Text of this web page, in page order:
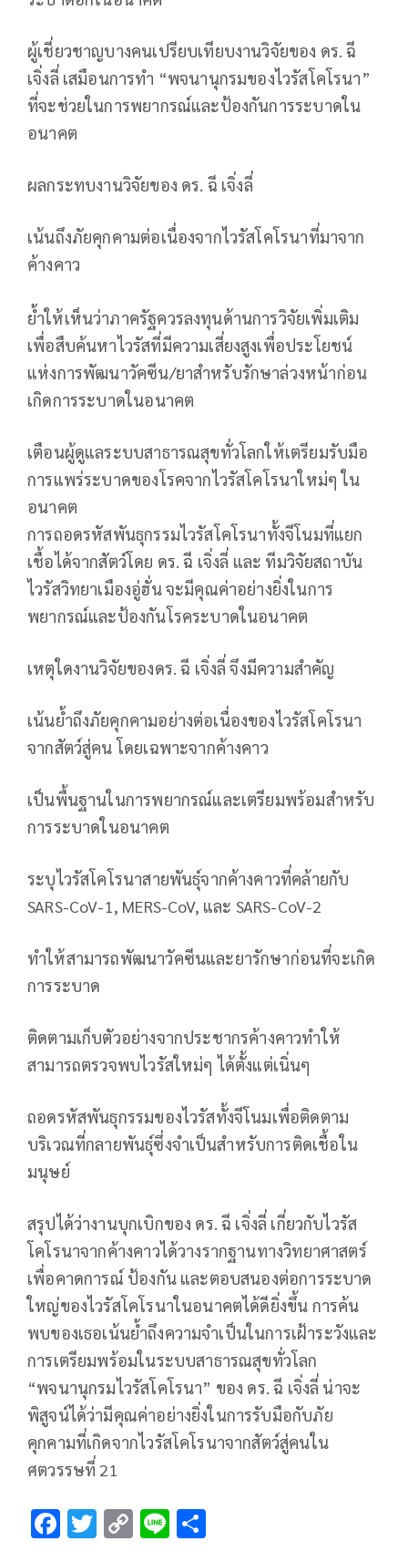
ผู้เชี่ยวชาญบางคนเปรียบเทียบงานวิจัยของ ดร. ฉี
เจิ่งลี่ เสมือนการทำ “พจนานุกรมของไวรัสโคโรนา”
ที่จะช่วยในการพยากรณ์และป้องกันการระบาดใน
อนาคต
ผลกระทบงานวิจัยของ ดร. ฉี เจิ่งลี่
เน้นถึงภัยคุกคามต่อเนื่องจากไวรัสโคโรนาที่มาจาก
ค้างคาว
ย้ำให้เห็นว่าภาครัฐควรลงทุนด้านการวิจัยเพิ่มเติม
เพื่อสืบค้นหาไวรัสที่มีความเสี่ยงสูงเพื่อประโยชน์
แห่งการพัฒนาวัคซีน/ยาสำหรับรักษาล่วงหน้าก่อน
เกิดการระบาดในอนาคต
เตือนผู้ดูแลระบบสาธารณสุขทั่วโลกให้เตรียมรับมือ
การแพร่ระบาดของโรคจากไวรัสโคโรนาใหม่ๆ ใน
อนาคต
การถอดรหัสพันธุกรรมไวรัสโคโรนาทั้งจีโนมที่แยก
เชื้อได้จากสัตว์โดย ดร. ฉี เจิ่งลี่ และ ทีมวิจัยสถาบัน
ไวรัสวิทยาเมืองอู่ฮั่น จะมีคุณค่าอย่างยิ่งในการ
พยากรณ์และป้องกันโรคระบาดในอนาคต
เหตุใดงานวิจัยของดร. ฉี เจิ่งลี่ จึงมีความสำคัญ
เน้นย้ำถึงภัยคุกคามอย่างต่อเนื่องของไวรัสโคโรนา
จากสัตว์สู่คน โดยเฉพาะจากค้างคาว
เป็นพื้นฐานในการพยากรณ์และเตรียมพร้อมสำหรับ
การระบาดในอนาคต
ระบุไวรัสโคโรนาสายพันธุ์จากค้างคาวที่คล้ายกับ
SARS-CoV-1, MERS-CoV, และ SARS-CoV-2
ทำให้สามารถพัฒนาวัคซีนและยารักษาก่อนที่จะเกิด
การระบาด
ติดตามเก็บตัวอย่างจากประชากรค้างคาวทำให้
สามารถตรวจพบไวรัสใหม่ๆ ได้ตั้งแต่เนิ่นๆ
ถอดรหัสพันธุกรรมของไวรัสทั้งจีโนมเพื่อติดตาม
บริเวณที่กลายพันธุ์ซึ่งจำเป็นสำหรับการติดเชื้อใน
มนุษย์
สรุปได้ว่างานบุกเบิกของ ดร. ฉี เจิ่งลี่ เกี่ยวกับไวรัส
โคโรนาจากค้างคาวได้วางรากฐานทางวิทยาศาสตร์
เพื่อคาดการณ์ ป้องกัน และตอบสนองต่อการระบาด
ใหญ่ของไวรัสโคโรนาในอนาคตได้ดียิ่งขึ้น การค้น
พบของเธอเน้นย้ำถึงความจำเป็นในการเฝ้าระวังและ
การเตรียมพร้อมในระบบสาธารณสุขทั่วโลก
“พจนานุกรมไวรัสโคโรนา” ของ ดร. ฉี เจิ่งลี่ น่าจะ
พิสูจน์ได้ว่ามีคุณค่าอย่างยิ่งในการรับมือกับภัย
คุกคามที่เกิดจากไวรัสโคโรนาจากสัตว์สู่คนใน
ศตวรรษที่ 21
F T C Li